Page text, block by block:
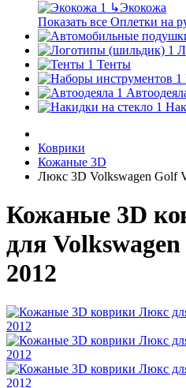
↳Экокожа
Показать все Оплетки на
Тенты
Коврики
Кожаные 3D
Люкс 3D Volkswagen Golf
Кожаные 3D
для
2012